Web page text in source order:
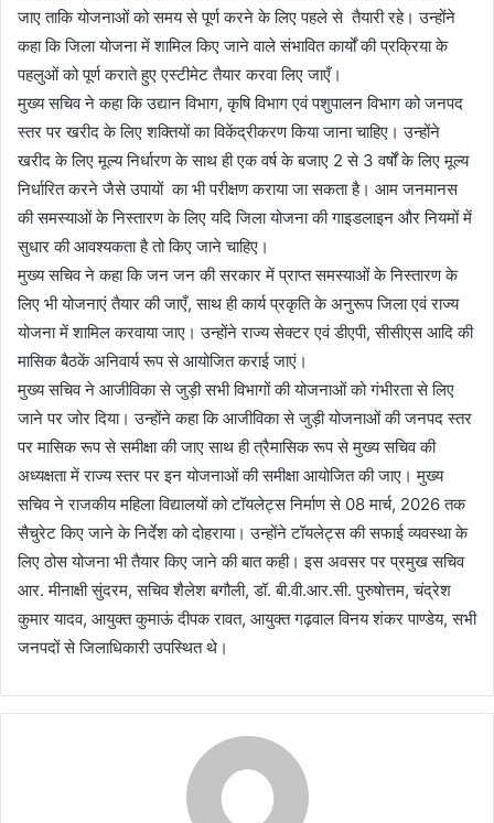
जाए ताकि योजनाओं को समय से पूर्ण करने के लिए पहले से तैयारी रहे। उन्होंने
कहा कि जिला योजना में शामिल किए जाने वाले संभावित कार्यों की प्रक्रिया के
पहलुओं को पूर्ण कराते हुए एस्टीमेट तैयार करवा लिए जाएँ।
मुख्य सचिव ने कहा कि उद्यान विभाग, कृषि विभाग एवं पशुपालन विभाग को जनपद
स्तर पर खरीद के लिए शक्तियों का विकेंद्रीकरण किया जाना चाहिए। उन्होंने
खरीद के लिए मूल्य निर्धारण के साथ ही एक वर्ष के बजाए 2 से 3 वर्षों के लिए मूल्य
निर्धारित करने जैसे उपायों का भी परीक्षण कराया जा सकता है। आम जनमानस
की समस्याओं के निस्तारण के लिए यदि जिला योजना की गाइडलाइन और नियमों में
सुधार की आवश्यकता है तो किए जाने चाहिए।
मुख्य सचिव ने कहा कि जन जन की सरकार में प्राप्त समस्याओं के निस्तारण के
लिए भी योजनाएं तैयार की जाएँ, साथ ही कार्य प्रकृति के अनुरूप जिला एवं राज्य
योजना में शामिल करवाया जाए। उन्होंने राज्य सेक्टर एवं डीएपी, सीसीएस आदि की
मासिक बैठकें अनिवार्य रूप से आयोजित कराई जाएं।
मुख्य सचिव ने आजीविका से जुड़ी सभी विभागों की योजनाओं को गंभीरता से लिए
जाने पर जोर दिया। उन्होंने कहा कि आजीविका से जुड़ी योजनाओं की जनपद स्तर
पर मासिक रूप से समीक्षा की जाए साथ ही त्रैमासिक रूप से मुख्य सचिव की
अध्यक्षता में राज्य स्तर पर इन योजनाओं की समीक्षा आयोजित की जाए। मुख्य
सचिव ने राजकीय महिला विद्यालयों को टॉयलेट्स निर्माण से 08 मार्च, 2026 तक
सैचुरेट किए जाने के निर्देश को दोहराया। उन्होंने टॉयलेट्स की सफाई व्यवस्था के
लिए ठोस योजना भी तैयार किए जाने की बात कही। इस अवसर पर प्रमुख सचिव
आर. मीनाक्षी सुंदरम, सचिव शैलेश बगौली, डॉ. बी.वी.आर.सी. पुरुषोत्तम, चंद्रेश
कुमार यादव, आयुक्त कुमाऊं दीपक रावत, आयुक्त गढ़वाल विनय शंकर पाण्डेय, सभी
जनपदों से जिलाधिकारी उपस्थित थे।